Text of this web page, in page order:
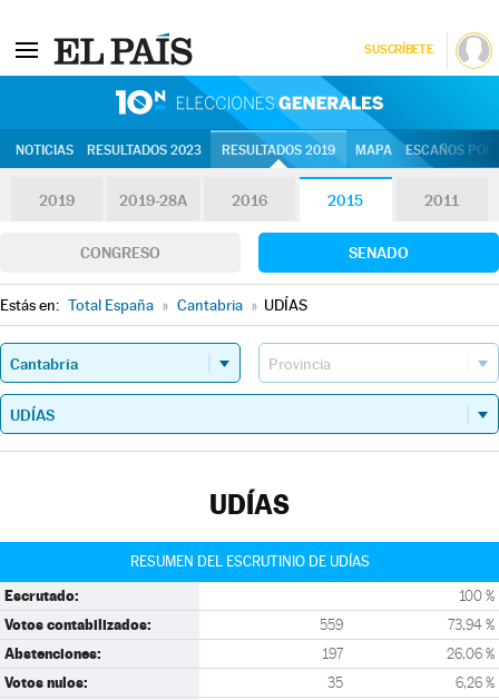
SUSCRÍBETE
NOTICIAS RESULTADOS 2023 RESULTADOS 2019 MAPA ESCAÑOS
2019 2019-28A 2016 2015 2011
CONGRESO SENADO
Estás en: Total España » Cantabria » UDÍAS
UDÍAS
RESUMEN DEL ESCRUTINIO DE UDÍAS
Escrutado: 100 %
Votos contabilizados: 559 73,94 %
Abstenciones: 197 26,06 %
Votos nulos: 35 6,26 %